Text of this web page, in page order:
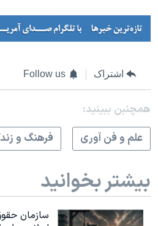
اشتراک Follow us
همچنبن ببینید:
علم و فن آوری
فرهنگ و
بیشتر بخوانید
سازمان